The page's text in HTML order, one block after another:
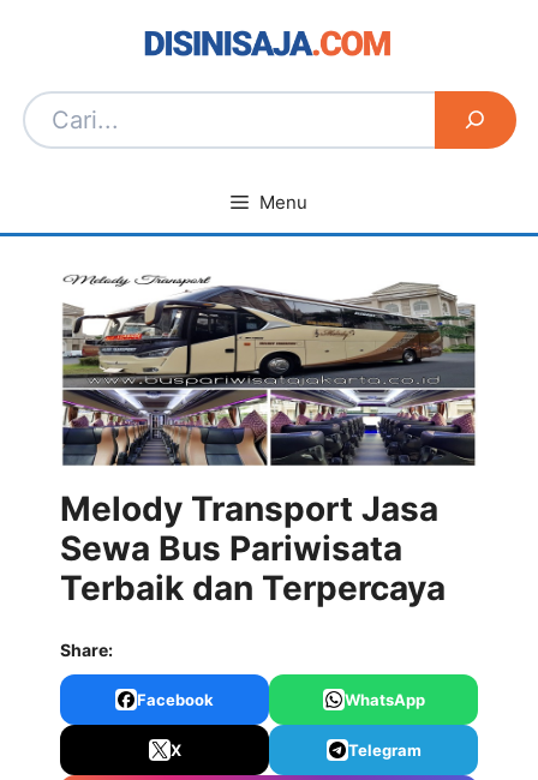
Menu
Melody Transport Jasa
Sewa Bus Pariwisata
Terbaik dan Terpercaya
Share:
Facebook WhatsApp
X Telegram